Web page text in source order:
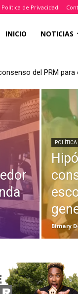
Política de Privacidad
INICIO NOTICIAS
del PRM
POLÍTICA
Bimary